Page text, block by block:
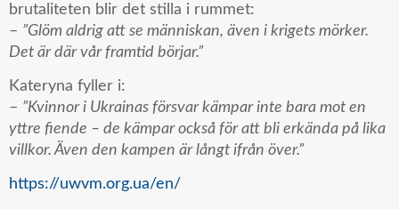
brutaliteten blir det stilla i rummet:
– ”Glöm aldrig att se människan, även i krigets mörker.
Det är där vår framtid börjar.”
Kateryna fyller i:
– ”Kvinnor i Ukrainas försvar kämpar inte bara mot en
yttre fiende – de kämpar också för att bli erkända på lika
villkor. Även den kampen är långt ifrån över.”
https://uwvm.org.ua/en/